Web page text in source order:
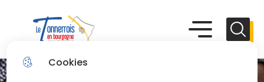
Cookies
au
menu
Aller à la
recherche
principal
le plan du
Menu principal Menu